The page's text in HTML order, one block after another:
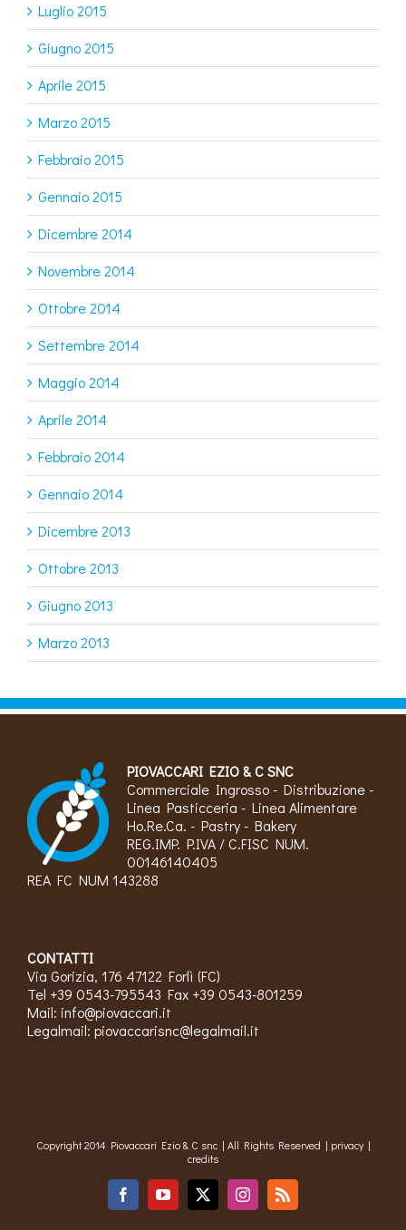
Luglio 2015
Giugno 2015
Aprile 2015
Marzo 2015
Febbraio 2015
Gennaio 2015
Dicembre 2014
Novembre 2014
Ottobre 2014
Settembre 2014
Maggio 2014
Aprile 2014
Febbraio 2014
Gennaio 2014
Dicembre 2013
Ottobre 2013
Giugno 2013
Marzo 2013
PIOVACCARI EZIO & C SNC
Commerciale Ingrosso - Distribuzione -
Linea Pasticceria - Linea Alimentare
Ho.Re.Ca. - Pastry - Bakery
REG.IMP. P.IVA / C.FISC NUM.
00146140405
REA FC NUM 143288
CONTATTI
Via Gorizia, 176 47122 Forlì (FC)
Tel +39 0543-795543 Fax +39 0543-801259
Mail: info@piovaccari.it
Legalmail: piovaccarisnc@legalmail.it
Copyright 2014 Piovaccari Ezio & C snc | All Rights Reserved | privacy|
credits
FacebookYouTube
X Instagram
Rss